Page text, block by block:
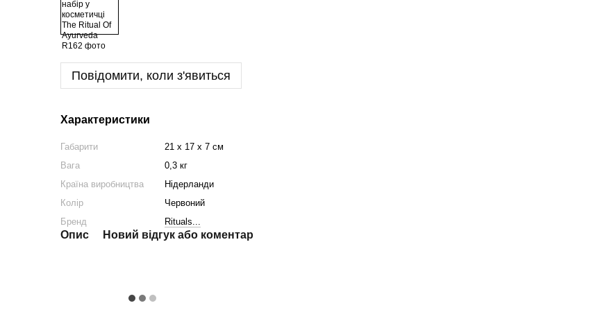
Повідомити, коли з'явиться
Характеристики
Габарити
21 х 17 х 7 см
Вага
0,3 кг
Країна виробництва
Нідерланди
Колір
Червоний
Бренд
Rituals...
Опис Новий відгук або коментар